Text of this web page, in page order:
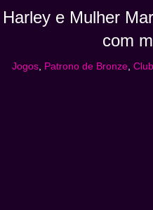
Harley e Mulher
com
Jogos, Patrono de Bronze,